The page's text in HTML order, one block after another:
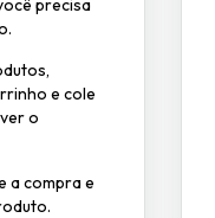
precisa
e cole
o
a compra e